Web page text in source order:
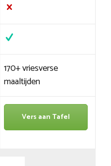
170+ vriesverse
maaltijden
Vers aan Tafel